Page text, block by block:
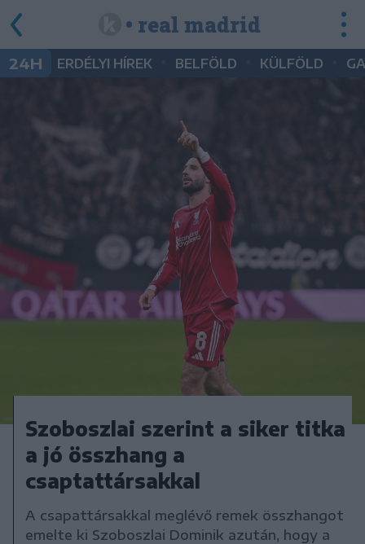
• real madrid
24H ERDÉLYI HÍREK BELFÖLD KÜLFÖLD
Szoboszlai szerint a siker titka
a jó összhang a
csaptattársakkal
A csapattársakkal meglévő remek összhangot
emelte ki Szoboszlai Dominik azután, hogy a